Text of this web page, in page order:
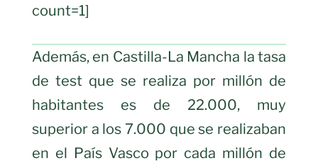
count=1]
Además, en Castilla-La Mancha la tasa
de test que se realiza por millón de
habitantes es de 22.000, muy
superior a los 7.000 que se realizaban
en el País Vasco por cada millón de